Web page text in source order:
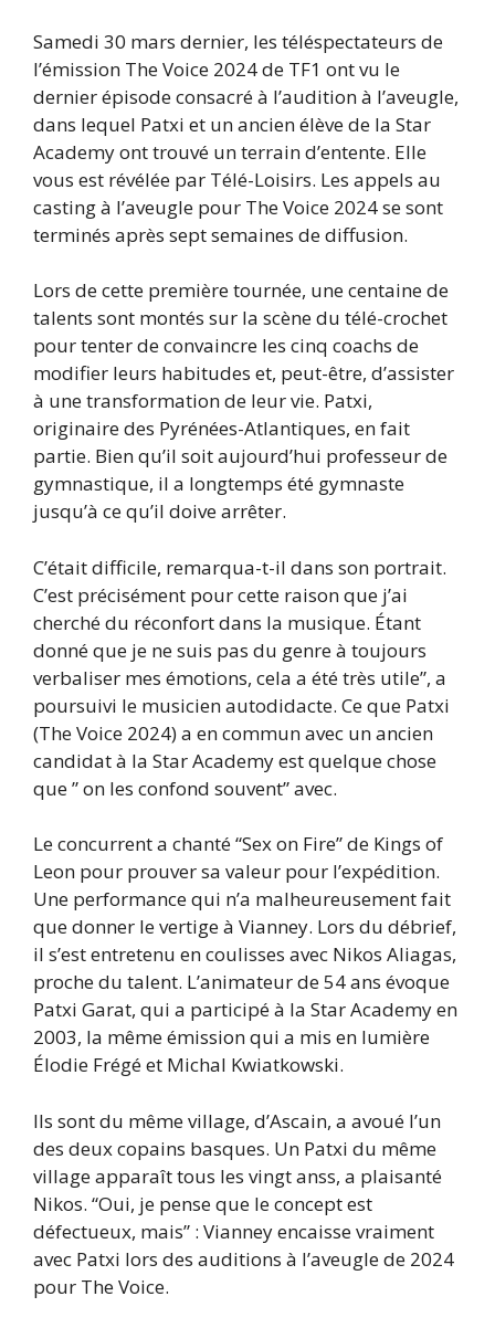
Samedi 30 mars dernier, les téléspectateurs de
l’émission The Voice 2024 de TF1 ont vu le
dernier épisode consacré à l’audition à l’aveugle,
dans lequel Patxi et un ancien élève de la Star
Academy ont trouvé un terrain d’entente. Elle
vous est révélée par Télé-Loisirs. Les appels au
casting à l’aveugle pour The Voice 2024 se sont
terminés après sept semaines de diffusion.
Lors de cette première tournée, une centaine de
talents sont montés sur la scène du télé-crochet
pour tenter de convaincre les cinq coachs de
modifier leurs habitudes et, peut-être, d’assister
à une transformation de leur vie. Patxi,
originaire des Pyrénées-Atlantiques, en fait
partie. Bien qu’il soit aujourd’hui professeur de
gymnastique, il a longtemps été gymnaste
jusqu’à ce qu’il doive arrêter.
C’était difficile, remarqua-t-il dans son portrait.
C’est précisément pour cette raison que j’ai
cherché du réconfort dans la musique. Étant
donné que je ne suis pas du genre à toujours
verbaliser mes émotions, cela a été très utile”, a
poursuivi le musicien autodidacte. Ce que Patxi
(The Voice 2024) a en commun avec un ancien
candidat à la Star Academy est quelque chose
que ” on les confond souvent” avec.
Le concurrent a chanté “Sex on Fire” de Kings of
Leon pour prouver sa valeur pour l’expédition.
Une performance qui n’a malheureusement fait
que donner le vertige à Vianney. Lors du débrief,
il s’est entretenu en coulisses avec Nikos Aliagas,
proche du talent. L’animateur de 54 ans évoque
Patxi Garat, qui a participé à la Star Academy en
2003, la même émission qui a mis en lumière
Élodie Frégé et Michal Kwiatkowski.
Ils sont du même village, d’Ascain, a avoué l’un
des deux copains basques. Un Patxi du même
village apparaît tous les vingt anss, a plaisanté
Nikos. “Oui, je pense que le concept est
défectueux, mais” : Vianney encaisse vraiment
avec Patxi lors des auditions à l’aveugle de 2024
pour The Voice.